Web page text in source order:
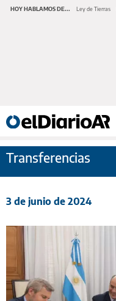
HOY HABLAMOS DE... Ley de Tierras
Transferencias
3 de junio de 2024